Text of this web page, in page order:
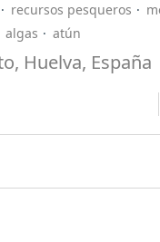
recursos pesqueros
algas atún
Huelva, España